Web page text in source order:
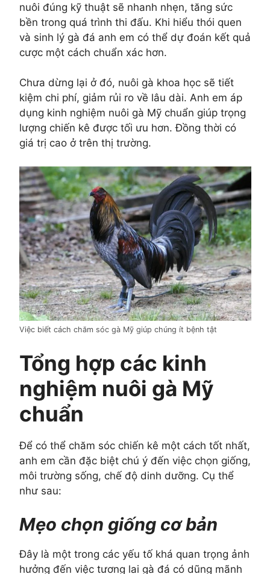
nuôi đúng kỹ thuật sẽ nhanh nhẹn, tăng sức
bền trong quá trình thi đấu. Khi hiểu thói quen
và sinh lý gà đá anh em có thể dự đoán kết quả
cược một cách chuẩn xác hơn.
Chưa dừng lại ở đó, nuôi gà khoa học sẽ tiết
kiệm chi phí, giảm rủi ro về lâu dài. Anh em áp
dụng kinh nghiệm nuôi gà Mỹ chuẩn giúp trọng
lượng chiến kê được tối ưu hơn. Đồng thời có
giá trị cao ở trên thị trường.
Việc biết cách chăm sóc gà Mỹ giúp chúng ít bệnh tật
Tổng hợp các kinh
nghiệm nuôi gà Mỹ
chuẩn
Để có thể chăm sóc chiến kê một cách tốt nhất,
anh em cần đặc biệt chú ý đến việc chọn giống,
môi trường sống, chế độ dinh dưỡng. Cụ thể
như sau:
Mẹo chọn giống cơ bản
Đây là một trong các yếu tố khá quan trọng ảnh
hưởng đến việc tương lai gà đá có dũng mãnh